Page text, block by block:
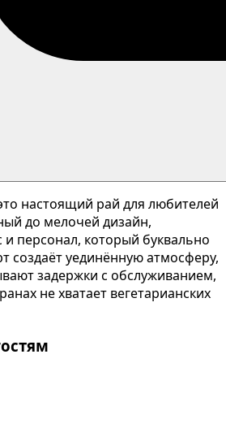
настоящий рай для любителей
до мелочей дизайн,
персонал, который буквально
создаёт уединённую атмосферу,
задержки с обслуживанием,
не хватает вегетарианских